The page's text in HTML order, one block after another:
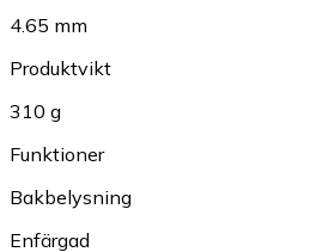
4.65 mm
Produktvikt
310 g
Funktioner
Bakbelysning
Enfärgad